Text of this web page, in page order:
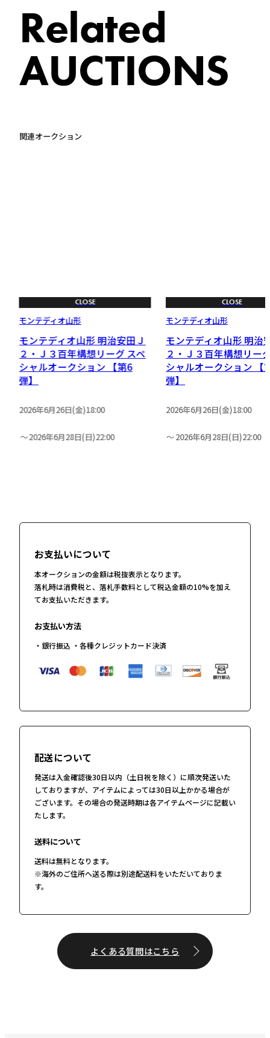
Related
AUCTIONS
関連オークション
CLOSE
モンテディオ山形
モンテディオ山形 明治安田Ｊ
２・Ｊ３百年構想リーグ スペ
シャルオークション 【第6
弾】
2026年6月26日(金)18:00
2026年6月28日(日)22:00
CLOSE
モンテディオ山形
モンテディオ山形 明治
２・Ｊ３百年構想リー
シャルオークション 【
弾】
2026年6月26日(金)18:00
2026年6月28日(日)22:00
お支払いについて
本オークションの金額は税抜表示となります。
落札時は消費税と、落札手数料として税込金額の10%を加え
てお支払いただきます。
お支払い方法
・銀行振込 ・各種クレジットカード決済
配送について
発送は入金確認後30日以内（土日祝を除く）に順次発送いた
しておりますが、アイテムによっては30日以上かかる場合が
ございます。その場合の発送時期は各アイテムページに記載い
たします。
送料について
送料は無料となります。
※海外のご住所へ送る際は別途配送料をいただいておりま
す。
よくある質問はこちら